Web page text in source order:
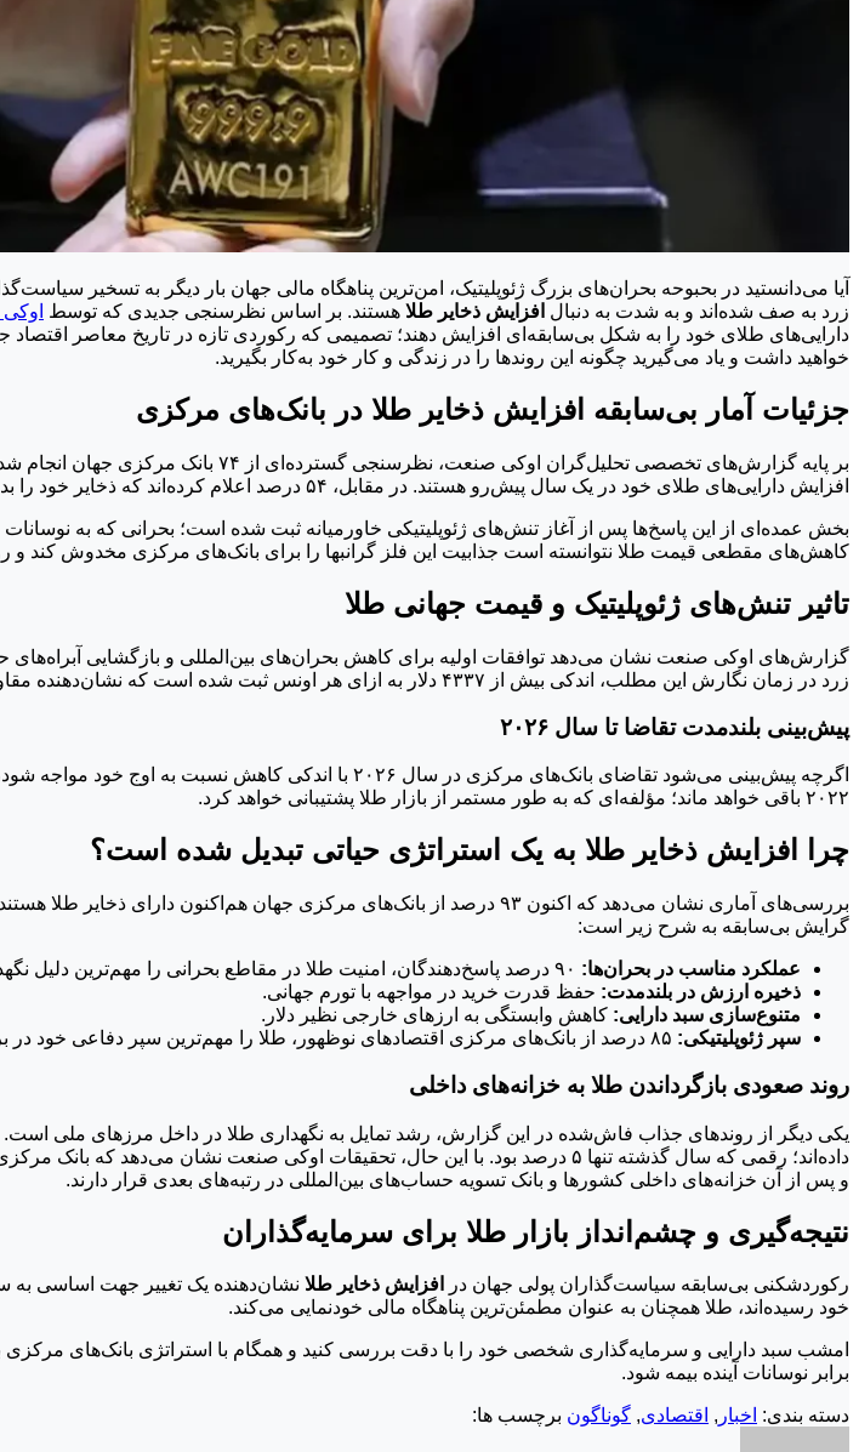
آیا می‌دانستید در بحبوحه بحران‌های بزرگ ژئوپلیتیک، امن‌ترین پناهگاه مالی جهان بار دیگر به تسخیر
زرد به صف شده‌اند و به شدت به دنبال افزایش ذخایر طلا هستند. بر اساس نظرسنجی جدیدی که توسط
دارایی‌های طلای خود را به شکل بی‌سابقه‌ای افزایش دهند؛ تصمیمی که رکوردی تازه در تاریخ معاصر
خواهید داشت و یاد می‌گیرید چگونه این روندها را در زندگی و کار خود به‌کار بگیرید.
جزئیات آمار بی‌سابقه افزایش ذخایر طلا در بانک‌های مرکزی
افزایش دارایی‌های طلای خود در یک سال پیش‌رو هستند. در مقابل، ۵۴ درصد اعلام کرده‌اند که ذخایر خود را بدون تغییر حفظ خواهند کرد و تنها یک درصد به کاهش دارایی‌های طلای خود فکر می‌کنند.
بخش عمده‌ای از این پاسخ‌ها پس از آغاز تنش‌های ژئوپلیتیکی خاورمیانه ثبت شده است؛ بحرانی که به
کاهش‌های مقطعی قیمت طلا نتوانسته است جذابیت این فلز گرانبها را برای بانک‌های مرکزی مخدوش کند و
تاثیر تنش‌های ژئوپلیتیک و قیمت جهانی طلا
گزارش‌های اوکی صنعت نشان می‌دهد توافقات اولیه برای کاهش بحران‌های بین‌المللی و بازگشایی آبراه‌های
زرد در زمان نگارش این مطلب، اندکی بیش از ۴۳۳۷ دلار به ازای هر اونس ثبت شده است که نشان‌دهنده مقاومت بالای این دارایی در برابر تحولات سیاسی است.
پیش‌بینی بلندمدت تقاضا تا سال ۲۰۲۶
اگرچه پیش‌بینی می‌شود تقاضای بانک‌های مرکزی در سال ۲۰۲۶
۲۰۲۲ باقی خواهد ماند؛ مؤلفه‌ای که به طور مستمر از بازار طلا پشتیبانی خواهد کرد.
چرا افزایش ذخایر طلا به یک استراتژی حیاتی تبدیل شده است؟
گرایش بی‌سابقه به شرح زیر است:
عملکرد مناسب در بحران‌ها:
ذخیره ارزش در بلندمدت: حفظ قدرت خرید در مواجهه با تورم جهانی.
متنوع‌سازی سبد دارایی: کاهش وابستگی به ارزهای خارجی نظیر دلار.
سپر ژئوپلیتیکی:
روند صعودی بازگرداندن طلا به خزانه‌های داخلی
داده‌اند؛ رقمی که سال گذشته تنها ۵ درصد بود. با این حال، تحقیقات اوکی صنعت
و پس از آن خزانه‌های داخلی کشورها و بانک تسویه حساب‌های بین‌المللی در رتبه‌های بعدی قرار دارند.
نتیجه‌گیری و چشم‌انداز بازار طلا برای سرمایه‌گذاران
رکوردشکنی بی‌سابقه سیاست‌گذاران پولی جهان در افزایش ذخایر طلا نشان‌دهنده یک تغییر جهت اساسی به
خود رسیده‌اند، طلا همچنان به عنوان مطمئن‌ترین پناهگاه مالی خودنمایی می‌کند.
امشب سبد دارایی و سرمایه‌گذاری شخصی خود را با دقت بررسی کنید و همگام با استراتژی بانک‌های مرکزی
برابر نوسانات آینده بیمه شود.
دسته بندی: اخبار , اقتصادی, گوناگون برچسب ها: